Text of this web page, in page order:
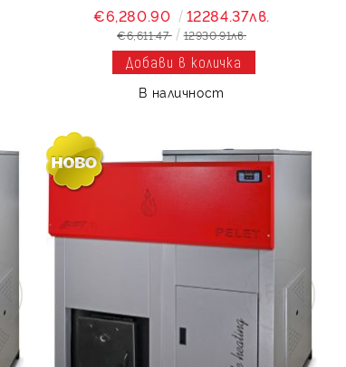
€6,280.90
12284.37лв.
€6,611.47 12930.91лв.
В наличност